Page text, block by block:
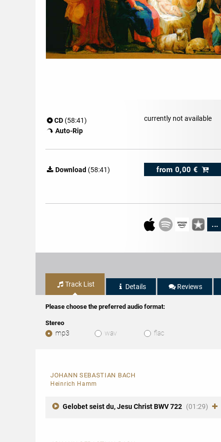
CD (58:41)
Auto-Rip
currently not available
Download (58:41) from 0,00 €
...
Track List Details Reviews
Please choose the preferred audio format:
Stereo
mp3 wav flac
JOHANN SEBASTIAN BACH
Heinrich Hamm
Gelobet seist du, Jesu Christ BWV 722 (01:29)